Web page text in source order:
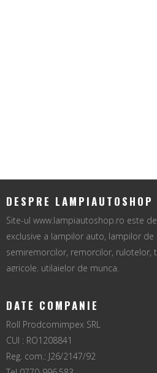
DESPRE LAMPIAUTOSHOP
Site-ul www.lampiautoshop.ro este
exclusive a lampilor auto, lampilor de
semiremorcilor, remorcilor, rulotelor,
agricole, utilajelor de munca.
DATE COMPANIE
Roll Prodcomimpex SRL
CUI : RO1208841
Reg. com.: J26/2147/92